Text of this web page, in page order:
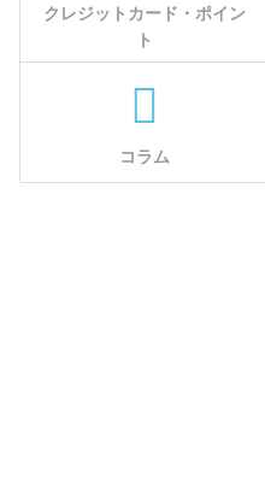
クレジットカード・ポイン
ト
コラム